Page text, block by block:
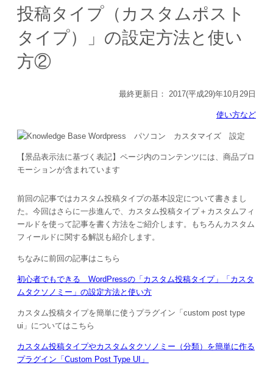
投稿タイプ（カスタムポスト
タイプ）」の設定方法と使い
方②
最終更新日： 2017(平成29)年10月29日
使い方など
【景品表示法に基づく表記】ページ内のコンテンツには、商品プロ
モーションが含まれています
前回の記事ではカスタム投稿タイプの基本設定について書きまし
た。今回はさらに一歩進んで、カスタム投稿タイプ＋カスタムフィ
ールドを使って記事を書く方法をご紹介します。もちろんカスタム
フィールドに関する解説も紹介します。
ちなみに前回の記事はこちら
初心者でもできる WordPressの「カスタム投稿タイプ」「カスタ
ムタクソノミー」の設定方法と使い方
カスタム投稿タイプを簡単に使うプラグイン「custom post type
ui」についてはこちら
カスタム投稿タイプやカスタムタクソノミー（分類）を簡単に作る
プラグイン「Custom Post Type UI」